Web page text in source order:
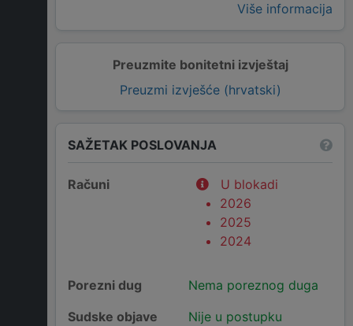
Preuzmite bonitetni izvještaj
Preuzmi izvješće (hrvatski)
Više informacija
SAŽETAK POSLOVANJA
Računi
U blokadi
2026
2025
2024
Porezni dug
Nema poreznog duga
Sudske objave
Nije u postupku